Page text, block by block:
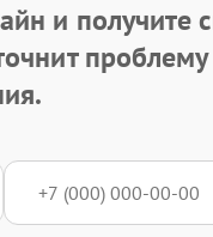
и получите